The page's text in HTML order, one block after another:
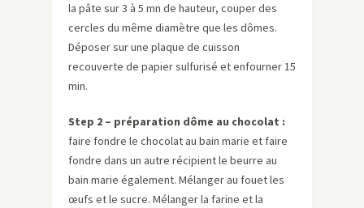
la pâte sur 3 à 5 mn de hauteur, couper des
cercles du même diamètre que les dômes.
Déposer sur une plaque de cuisson
recouverte de papier sulfurisé et enfourner 15
min.
Step 2 – préparation dôme au chocolat :
faire fondre le chocolat au bain marie et faire
fondre dans un autre récipient le beurre au
bain marie également. Mélanger au fouet les
œufs et le sucre. Mélanger la farine et la